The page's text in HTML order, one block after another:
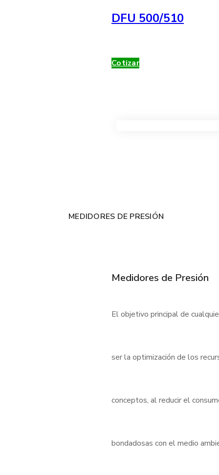
DFU 500/510
Cotizar
MEDIDORES DE PRESIÓN
Medidores de Presión
El objetivo principal de
ser la optimización de los
conceptos, al reducir el
bondadosas con el medio